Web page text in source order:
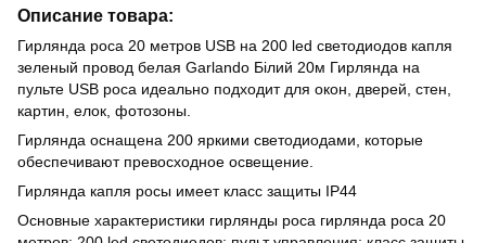
Описание товара:
Гирлянда роса 20 метров USB на 200 led светодиодов капля
зеленый провод белая Garlando Бiлий 20м Гирлянда на
пульте USB роса идеально подходит для окон, дверей, стен,
картин, елок, фотозоны.
Гирлянда оснащена 200 яркими светодиодами, которые
обеспечивают превосходное освещение.
Гирлянда капля росы имеет класс защиты IP44
Основные характеристики гирлянды роса гирлянда роса 20